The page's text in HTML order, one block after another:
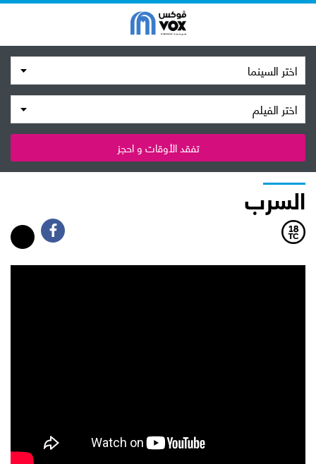
اختر السينما
اختر الفيلم
تفقد الأوقات و احجز
السرب